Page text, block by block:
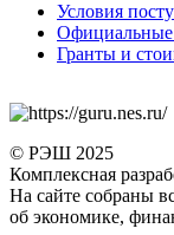
Условия
Гранты и
© РЭШ 2025
Комплексная
На сайте собраны
об экономике,